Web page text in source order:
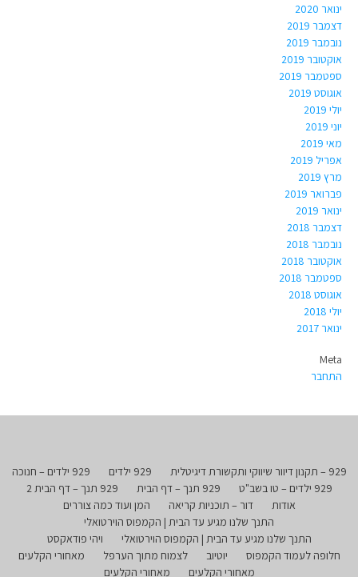
ינואר 2020
דצמבר 2019
נובמבר 2019
אוקטובר 2019
ספטמבר 2019
אוגוסט 2019
יולי 2019
יוני 2019
מאי 2019
אפריל 2019
מרץ 2019
פברואר 2019
ינואר 2019
דצמבר 2018
נובמבר 2018
אוקטובר 2018
ספטמבר 2018
אוגוסט 2018
יולי 2018
ינואר 2017
Meta
התחבר
929 – תקנון דיוור שיווקי ותקשורת דיגיטלית 929 ילדים
929 ילדים – חנוכה
929 ילדים – טו בשב"ט
929 תנך – דף הבית
929 תנך – דף הבית 2
אודות
דור – תוכניות קריאה
המן ועוד כמה צוררים
התנך שלנו מגיע עד הבית | הקמפוס הוירטואלי
התנך שלנו מגיע עד הבית | הקמפוס הוירטואלי
ויהי פודאקסט
חלופה לעמוד הקמפוס
יוטיוב לצמוח מתוך הערפל
מאחורי הקלעים
מאחורי הקלעים
מאחורי הקלעים